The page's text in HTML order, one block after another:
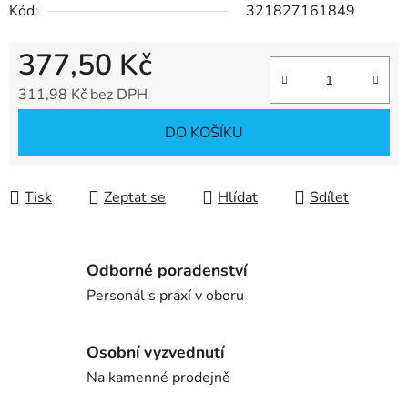
Kód:
321827161849
377,50 Kč
311,98 Kč bez DPH
DO KOŠÍKU
Tisk Zeptat se Hlídat Sdílet
Odborné poradenství
Personál s praxí v oboru
Osobní vyzvednutí
Na kamenné prodejně